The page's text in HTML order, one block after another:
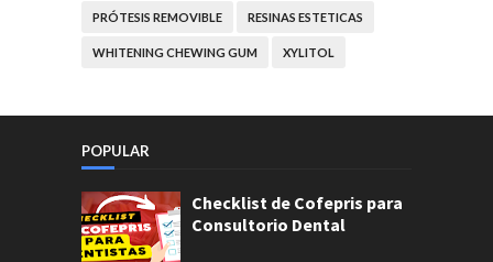
PRÓTESIS REMOVIBLE RESINAS ESTETICAS
WHITENING CHEWING GUM XYLITOL
POPULAR
Checklist de Cofepris para
Consultorio Dental